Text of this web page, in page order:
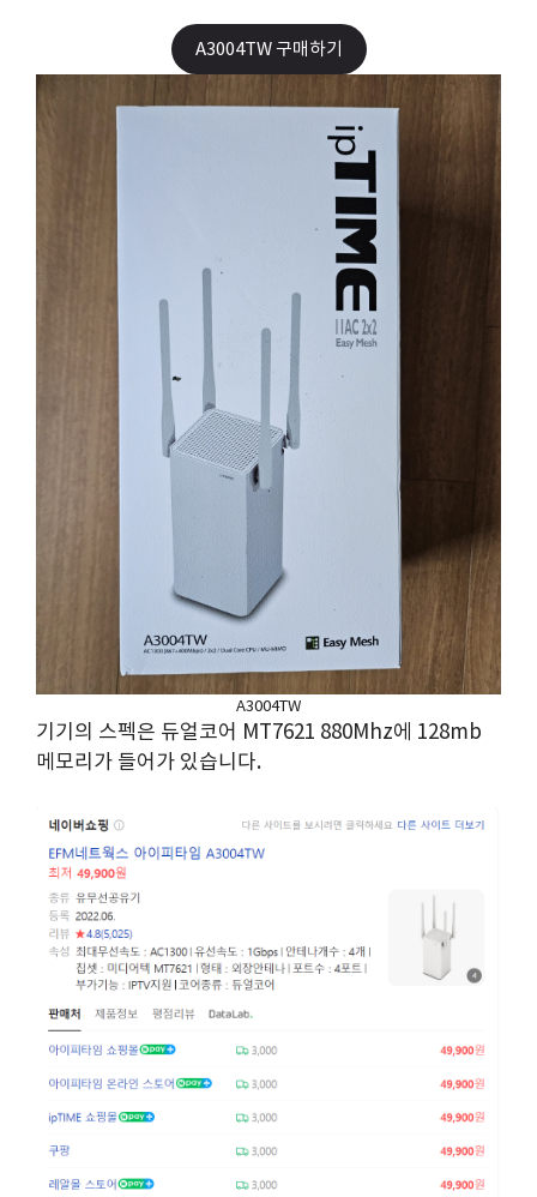
A3004TW 구매하기
A3004TW
기기의 스펙은 듀얼코어 MT7621 880Mhz에 128mb
메모리가 들어가 있습니다.